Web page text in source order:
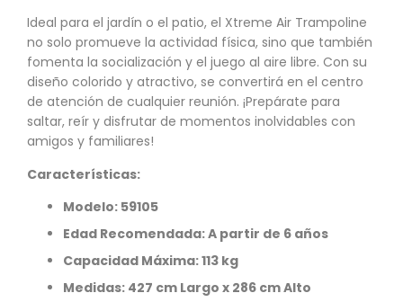
Ideal para el jardín o el patio, el Xtreme Air Trampoline
no solo promueve la actividad física, sino que también
fomenta la socialización y el juego al aire libre. Con su
diseño colorido y atractivo, se convertirá en el centro
de atención de cualquier reunión. ¡Prepárate para
saltar, reír y disfrutar de momentos inolvidables con
amigos y familiares!
Características:
Modelo: 59105
Edad Recomendada: A partir de 6 años
Capacidad Máxima: 113 kg
Medidas: 427 cm Largo x 286 cm Alto